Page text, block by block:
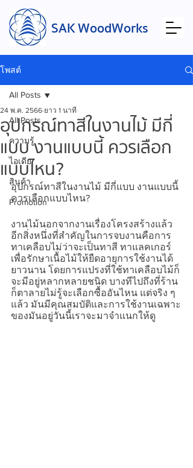
SAK WoodWorks
โพสต์
All Posts
ความรู้
ไอเดีย
สินค้า
Promotion
All Posts
อุปกรณ์ทาสีในงานไม้ มีกี่
แบบ งานแบบนี้ ควรเลือก
แบบไหน?
24 พ.ค. 2566 ยาว 1 นาที
อุปกรณ์ทาสีในงานไม้ มีกี่แบบ งานแบบนี้
ควรเลือกแบบไหน?
งานไม้นอกจากงานเรื่องโครงสร้างแล้ว
อีกสิ่งหนึ่งที่สำคัญในการจบงานคือการ
ทาเคลือบไม่ว่าจะเป็นทาสี ทาแลคเกอร์
เพื่อรักษาเนื้อไม้ให้ยืดอายุการใช้งานได้
ยาวนาน โดยการแปรงที่ใช้ทาเคลือบไม้ก็
จะมีอยู่หลากหลายชนิด บางทีไปถึงที่ร้าน
ก็ตาลายไม่รู้จะเลือกซื้ออันไหน แต่จริง ๆ
แล้ว มันมีคุณสมบัติและการใช้งานเฉพาะ
ของมันอยู่วันนี้เราจะมาจำแนกให้ดู